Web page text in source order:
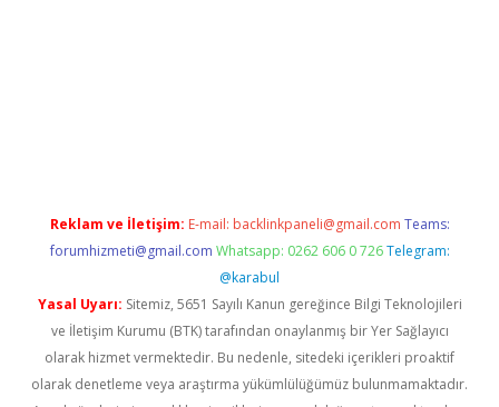
Reklam ve İletişim: E-mail: backlinkpaneli@gmail.com Teams:
forumhizmeti@gmail.com Whatsapp: 0262 606 0 726 Telegram:
@karabul
Yasal Uyarı: Sitemiz, 5651 Sayılı Kanun gereğince Bilgi Teknolojileri
ve İletişim Kurumu (BTK) tarafından onaylanmış bir Yer Sağlayıcı
olarak hizmet vermektedir. Bu nedenle, sitedeki içerikleri proaktif
olarak denetleme veya araştırma yükümlülüğümüz bulunmamaktadır.